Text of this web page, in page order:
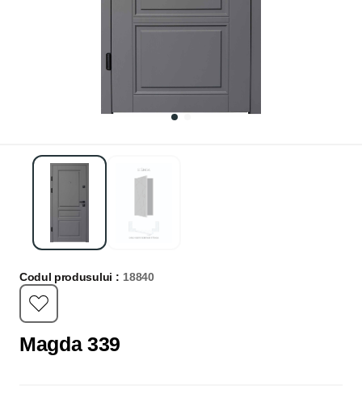
Codul produsului : 18840
Magda 339